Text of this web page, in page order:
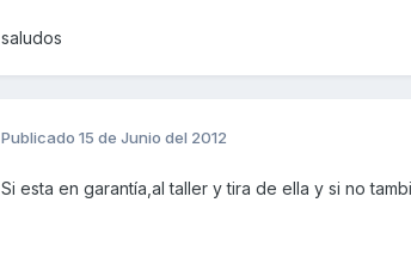
saludos
Publicado 15 de Junio del 2012
Si esta en garantía,al taller y tira de ella y si no